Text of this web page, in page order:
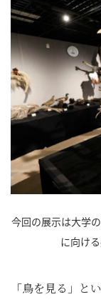
今回の展示は大学
に向け
「鳥を見る」と